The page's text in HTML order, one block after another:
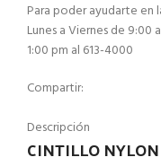
Para poder ayudarte en
Lunes a Viernes de 9:00
1:00 pm al 613-4000
Compartir:
Descripción
CINTILLO